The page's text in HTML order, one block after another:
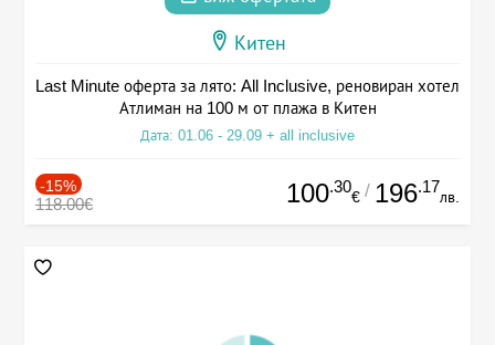
Китен
Last Minute оферта за лято: All Inclusive, реновиран хотел
Атлиман на 100 м от плажа в Китен
Дата: 01.06 - 29.09 + all inclusive
-15%
118.00€ 100.30
€ / 196.17
лв.